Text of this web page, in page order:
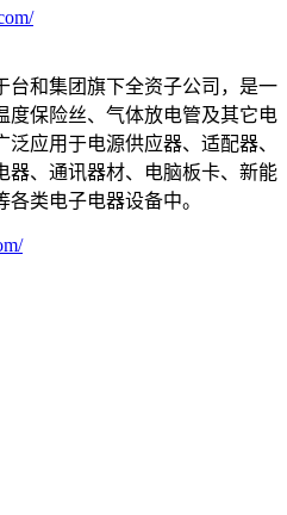
台和集团旗下全资子公司，是一
度保险丝、气体放电管及其它电
应用于电源供应器、适配器、
器、通讯器材、电脑板卡、新能
类电子电器设备中。